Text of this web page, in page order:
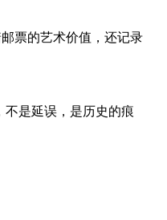
票的艺术价值，还记录
不是延误，是历史的痕